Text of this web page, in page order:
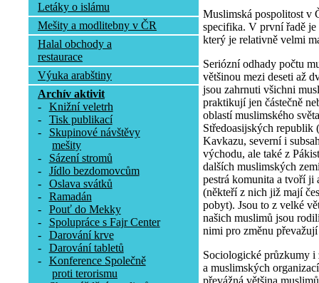
Letáky o islámu
Mešity a modlitebny v ČR
Halal obchody a
restaurace
Výuka arabštiny
Archív aktivit
-
Knižní veletrh
-
Tisk publikací
-
Skupinové návštěvy
mešity
-
Sázení stromů
-
Jídlo bezdomovcům
-
Oslava svátků
-
Ramadán
-
Pouť do Mekky
-
Spolupráce s Fajr Center
-
Darování krve
-
Darování tabletů
-
Konference Společně
proti terorismu
Muslimská pospolitost v
specifika. V první řadě je
který je relativně velmi
Seriózní odhady počtu
většinou mezi deseti až
jsou zahrnuti všichni
praktikují jen částečně
oblastí muslimského
Středoasijských republik
Kavkazu, severní i
východu, ale také z
dalších muslimských
pestrá komunita a tvoří ji
(někteří z nich již mají
pobyt). Jsou to z velké
našich muslimů jsou
nimi pro změnu převažují
Sociologické průzkumy i
a muslimských
převážná většina